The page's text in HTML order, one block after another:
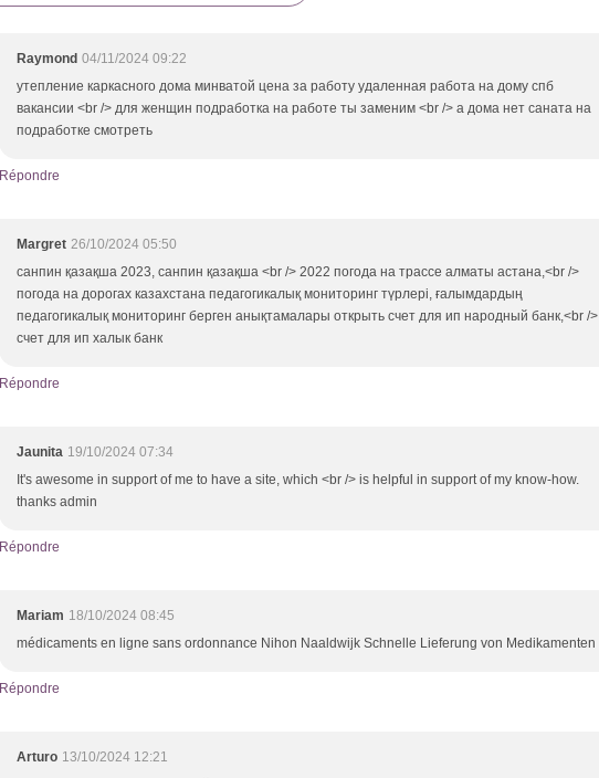
Raymond 04/11/2024 09:22
утепление каркасного дома минватой цена за работу удаленная работа на дому спб
вакансии <br /> для женщин подработка на работе ты заменим <br /> а дома нет саната на
подработке смотреть
Répondre
Margret 26/10/2024 05:50
санпин қазақша 2023, санпин қазақша <br /> 2022 погода на трассе алматы астана,<br />
погода на дорогах казахстана педагогикалық мониторинг түрлері, ғалымдардың
педагогикалық мониторинг берген анықтамалары открыть счет для ип народный банк,<br />
счет для ип халык банк
Répondre
Jaunita 19/10/2024 07:34
It's awesome in support of me to have a site, which <br /> is helpful in support of my know-how.
thanks admin
Répondre
Mariam 18/10/2024 08:45
médicaments en ligne sans ordonnance Nihon Naaldwijk Schnelle Lieferung von Medikamenten
Répondre
Arturo 13/10/2024 12:21